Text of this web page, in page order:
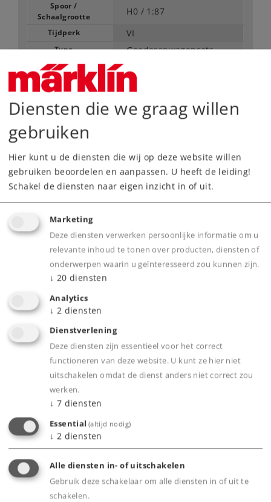
Spoor /
Schaalgrootte
H0 / 1:87
Tijdperk VI
Type Goederenwagensets
Vanaf fabriek uitverkocht.
Neem contact op met uw lokale dealer
Dealer zoeken
Downloads
Onderdelen bestellen
Product
Productinfo
Bijbehorende producten
Diensten die we graag willen
gebruiken
Hier kunt u de diensten die wij op deze website willen
gebruiken beoordelen en aanpassen. U heeft de leiding!
Schakel de diensten naar eigen inzicht in of uit.
Marketing
Deze diensten verwerken persoonlijke informatie om u
relevante inhoud te tonen over producten, diensten of
onderwerpen waarin u geïnteresseerd zou kunnen zijn.
↓ 20 diensten
Analytics
↓ 2 diensten
Dienstverlening
Deze diensten zijn essentieel voor het correct
functioneren van deze website. U kunt ze hier niet
uitschakelen omdat de dienst anders niet correct zou
werken.
↓ 7 diensten
Essential (altijd nodig)
↓ 2 diensten
Alle diensten in- of uitschakelen
Gebruik deze schakelaar om alle diensten in of uit te
schakelen.